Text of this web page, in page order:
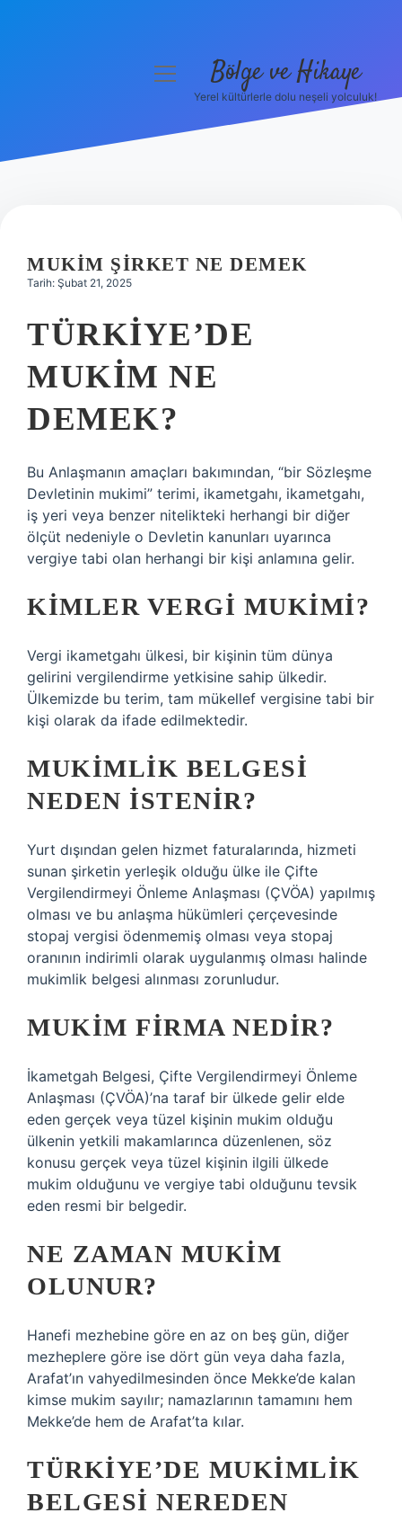
Hakkımızda
menüyü
Bölge ve Hikaye
Yerel kültürlerle dolu neşeli yolculuk!
MUKIM ŞIRKET NE DEMEK
Tarih: Şubat 21, 2025
TÜRKIYE’DE
MUKIM NE
DEMEK?
Bu Anlaşmanın amaçları bakımından, “bir Sözleşme
Devletinin mukimi” terimi, ikametgahı, ikametgahı,
iş yeri veya benzer nitelikteki herhangi bir diğer
ölçüt nedeniyle o Devletin kanunları uyarınca
vergiye tabi olan herhangi bir kişi anlamına gelir.
KIMLER VERGI MUKIMI?
Vergi ikametgahı ülkesi, bir kişinin tüm dünya
gelirini vergilendirme yetkisine sahip ülkedir.
Ülkemizde bu terim, tam mükellef vergisine tabi bir
kişi olarak da ifade edilmektedir.
MUKIMLIK BELGESI
NEDEN ISTENIR?
Yurt dışından gelen hizmet faturalarında, hizmeti
sunan şirketin yerleşik olduğu ülke ile Çifte
Vergilendirmeyi Önleme Anlaşması (ÇVÖA) yapılmış
olması ve bu anlaşma hükümleri çerçevesinde
stopaj vergisi ödenmemiş olması veya stopaj
oranının indirimli olarak uygulanmış olması halinde
mukimlik belgesi alınması zorunludur.
MUKIM FIRMA NEDIR?
İkametgah Belgesi, Çifte Vergilendirmeyi Önleme
Anlaşması (ÇVÖA)’na taraf bir ülkede gelir elde
eden gerçek veya tüzel kişinin mukim olduğu
ülkenin yetkili makamlarınca düzenlenen, söz
konusu gerçek veya tüzel kişinin ilgili ülkede
mukim olduğunu ve vergiye tabi olduğunu tevsik
eden resmi bir belgedir.
NE ZAMAN MUKIM
OLUNUR?
Hanefi mezhebine göre en az on beş gün, diğer
mezheplere göre ise dört gün veya daha fazla,
Arafat’ın vahyedilmesinden önce Mekke’de kalan
kimse mukim sayılır; namazlarının tamamını hem
Mekke’de hem de Arafat’ta kılar.
TÜRKIYE’DE MUKIMLIK
BELGESI NEREDEN